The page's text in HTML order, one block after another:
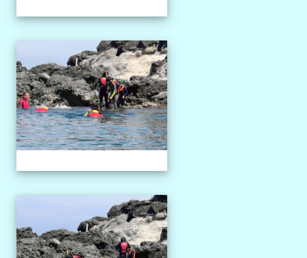
1150527獨木舟課程
1150527獨木舟課程